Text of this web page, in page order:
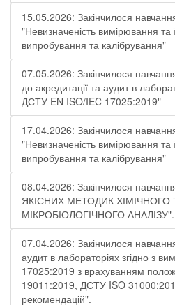
15.05.2026: Закінчилося
"Невизначеність вимірювання та
випробування та калібрування"
07.05.2026: Закінчилося
до акредитації та аудит в
ДСТУ EN ISO/IEC 17025:2019"
17.04.2026: Закінчилося
"Невизначеність вимірювання та
випробування та калібрування"
08.04.2026: Закінчилося
ЯКІСНИХ МЕТОДИК ХІМІЧНОГО
МІКРОБІОЛОГІЧНОГО АНАЛІЗУ".
07.04.2026: Закінчилося
аудит в лабораторіях згідно з
17025:2019 з врахуванням
19011:2019, ДСТУ ISO
рекомендацій".